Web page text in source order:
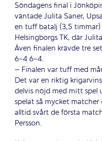
Söndagens final i
väntade Julita Saner,
en tuff batalj (3,5
Helsingborgs TK, där
Även finalen krävde tre
6-4 6-4.
– Finalen var tuff med
Det var en riktig
delvis nöjd med mitt spel
spelat så mycket
alltid svårt de första
Persson.